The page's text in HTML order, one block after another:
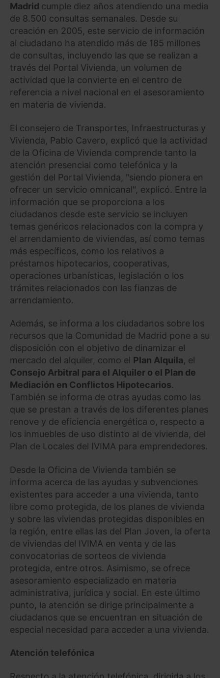
Madrid cumple diez años atendiendo una media
de 8.500 consultas semanales. Desde su
creación en 2005, este servicio de información
al ciudadano ha atendido más de 185 millones
de consultas, incluyendo las que se realizan a
través del Portal Vivienda, un volumen de
actividad que la convierte en el centro de
referencia a nivel nacional en el asesoramiento
en materia de vivienda.
El consejero de Transportes, Infraestructuras y
Vivienda, Pablo Cavero, explicó que la actividad
de la Oficina de Vivienda comprende tanto la
atención presencial como telefónica y la
gestión del Portal Vivienda, "siendo pionera en
ofrecer un servicio omnicanal", explicó. Entre la
información que se proporciona a los
ciudadanos desde este servicio se incluyen
temas genéricos relacionados con la compra y
el arrendamiento de viviendas, así como temas
más específicos, como los relativos a
préstamos hipotecarios, cooperativas,
operaciones urbanísticas, legislación o los
trámites relacionados con las fianzas de
arrendamiento.
Además, se informa a los ciudadanos sobre los
recursos que la Comunidad de Madrid pone a su
disposición con el objetivo de dinamizar el
mercado del alquiler, como el Plan Alquila, el
Consejo Arbitral para el Alquiler o el Plan de
Mediación en Conflictos Hipotecarios.
También se informa de otras ayudas como las
que se prestan a través de los diferentes planes
renove y de eficiencia energética o, respecto a
los inmuebles de uso distinto al de vivienda, del
Plan de Locales del IVIMA para emprendedores.
Desde la Oficina de Vivienda también se
informa acerca de las ayudas y subvenciones
existentes para acceder a una vivienda, tanto
libre como protegida, de los planes de vivienda
y sobre las viviendas protegidas disponibles en
la región, entre ellas las del Plan Joven, la oferta
de viviendas del IVIMA en venta y de las
convocatorias de sorteos de vivienda
protegida, entre otros. Asimismo, se ofrece
asesoramiento especializado en materia
administrativa, jurídica y social. En este último
punto, la atención se dirige principalmente a
ciudadanos que se encuentran en situación de
especial necesidad para acceder a una vivienda.
Atención telefónica